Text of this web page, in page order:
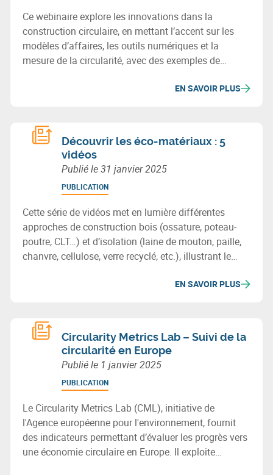
Ce webinaire explore les innovations dans la
construction circulaire, en mettant l’accent sur les
modèles d’affaires, les outils numériques et la
mesure de la circularité, avec des exemples de
EN SAVOIR PLUS
Découvrir les éco-matériaux : 5
vidéos
Publié le31 janvier 2025
PUBLICATION
Cette série de vidéos met en lumière différentes
approches de construction bois (ossature, poteau-
poutre, CLT…) et d’isolation (laine de mouton, paille,
chanvre, cellulose, verre recyclé, etc.), illustrant le
EN SAVOIR PLUS
Circularity Metrics Lab – Suivi de la
circularité en Europe
Publié le 1 janvier 2025
PUBLICATION
Le Circularity Metrics Lab (CML), initiative de
l'Agence européenne pour l'environnement, fournit
des indicateurs permettant d’évaluer les progrès vers
une économie circulaire en Europe. Il exploite